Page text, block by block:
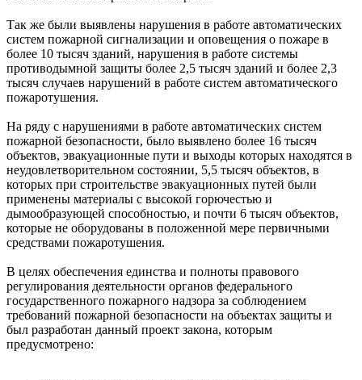
Так же были выявлены нарушения в работе автоматических
систем пожарной сигнализации и оповещения о пожаре в
более 10 тысяч зданий, нарушения в работе системы
противодымной защиты более 2,5 тысяч зданий и более 2,3
тысяч случаев нарушений в работе систем автоматического
пожаротушения.
На ряду с нарушениями в работе автоматических систем
пожарной безопасности, было выявлено более 16 тысяч
объектов, эвакуационные пути и выходы которых находятся в
неудовлетворительном состоянии, 5,5 тысяч объектов, в
которых при строительстве эвакуационных путей были
применены материалы с высокой горючестью и
дымообразующей способностью, и почти 6 тысяч объектов,
которые не оборудованы в положенной мере первичными
средствами пожаротушения.
В целях обеспечения единства и полноты правового
регулирования деятельности органов федерального
государственного пожарного надзора за соблюдением
требований пожарной безопасности на объектах защиты и
был разработан данный проект закона, которым
предусмотрено: